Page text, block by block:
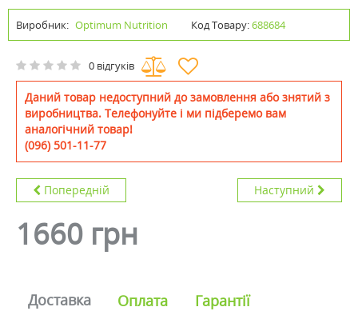
Виробник: Optimum Nutrition Код Товару:688684
0 відгуків
Даний товар недоступний до замовлення або знятий з
виробництва. Телефонуйте і ми підберемо вам
аналогічний товар!
(096) 501-11-77
Попередній Наступний
1660 грн
Доставка Оплата Гарантії